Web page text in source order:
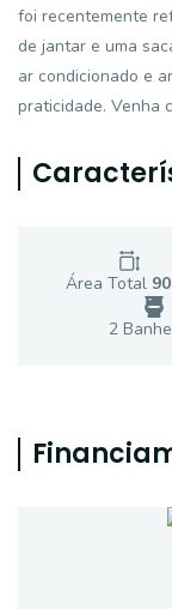
foi recentemente
de jantar e uma
ar condicionado e
praticidade. Venha
Área Total 90
2